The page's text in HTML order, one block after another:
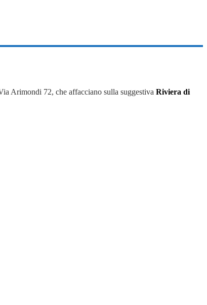
Arimondi 72, che affacciano sulla suggestiva Riviera di